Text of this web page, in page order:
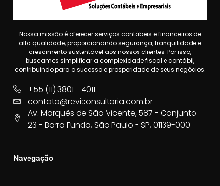
Nossa missão é oferecer serviços contábeis e financeiros de
alta qualidade, proporcionando segurança, tranquilidade e
crescimento sustentável aos nossos clientes. Por isso,
buscamos simplificar a complexidade fiscal e contábil,
contribuindo para o sucesso e prosperidade de seus negócios.
+55 (11) 3801 - 4011
contato@reviconsultoria.com.br
Av. Marquês de São Vicente, 587 - Conjunto
23 - Barra Funda, São Paulo - SP, 01139-000
Navegação